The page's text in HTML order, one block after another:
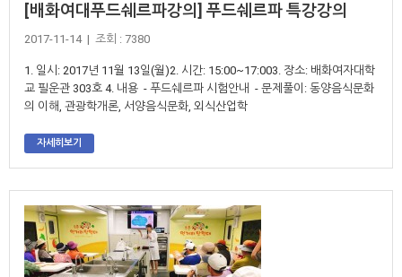
[배화여대푸드쉐르파강의] 푸드쉐르파 특강강의
2017-11-14 | 조회 : 7380
1. 일시: 2017년 11월 13일(월)2. 시간: 15:00~17:003. 장소: 배화여자대학
교 필운관 303호 4. 내용 - 푸드쉐르파 시험안내 - 문제풀이: 동양음식문화
의 이해, 관광학개론, 서양음식문화, 외식산업학
자세히보기